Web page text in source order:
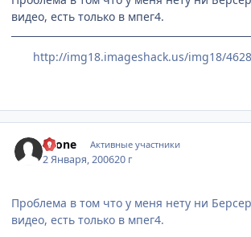
видео, есть только в мпег4.
http://img18.imageshack.us/img18/
Leone Активные участники
2 Января, 200620 г
Проблема в том что у меня нету ни
видео, есть только в мпег4.